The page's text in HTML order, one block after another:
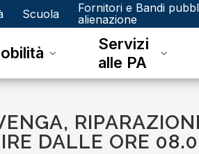
Scuola
Fornitori e Bandi
alienazione
Servizi
alle PA
DALLE ORE